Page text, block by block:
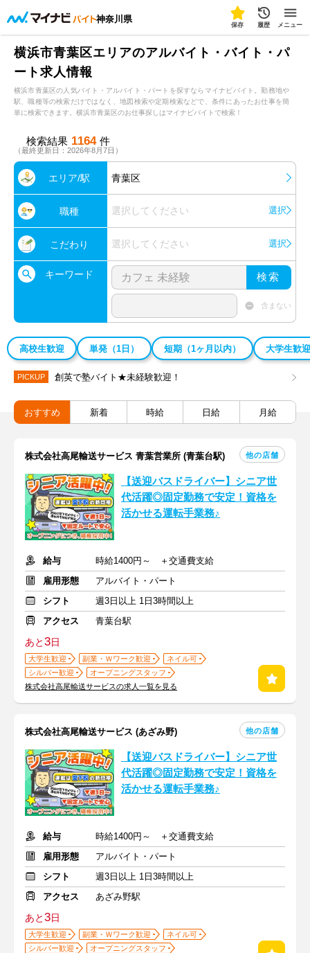
神奈川県
保存 履歴 メニュー
横浜市青葉区エリアのアルバイト・バイト・パ
ート求人情報
横浜市青葉区の人気バイト・アルバイト・パートを探すならマイナビバイト。勤務地や
駅、職種等の検索だけではなく、地図検索や定期検索などで、条件にあったお仕事を簡
単に検索できます。横浜市青葉区のお仕事探しはマイナビバイトで検索！
検索結果 1164 件
（最終更新日：2026年8月7日）
エリア/駅 青葉区
職種 選択してください 選択
こだわり 選択してください 選択
キーワード 検索
含まない
高校生歓迎 単発（1日） 短期（1ヶ月以内） 大学生歓迎
PICKUP 創英で塾バイト★未経験歓迎！
おすすめ 新着 時給 日給 月給
株式会社高尾輸送サービス 青葉営業所 (青葉台駅) 他の店舗
【送迎バスドライバー】シニア世
代活躍◎固定勤務で安定！資格を
活かせる運転手業務♪
給与
時給1400円～ ＋交通費支給
雇用形態
アルバイト・パート
シフト
週3日以上 1日3時間以上
アクセス
青葉台駅
あと3日
大学生歓迎 副業・Ｗワーク歓迎
ネイル可
シルバー歓迎
オープニングスタッフ
株式会社高尾輸送サービスの求人一覧を見る
株式会社高尾輸送サービス (あざみ野) 他の店舗
【送迎バスドライバー】シニア世
代活躍◎固定勤務で安定！資格を
活かせる運転手業務♪
給与
時給1400円～ ＋交通費支給
雇用形態
アルバイト・パート
シフト
週3日以上 1日3時間以上
アクセス
あざみ野駅
あと3日
大学生歓迎 副業・Ｗワーク歓迎
ネイル可
シルバー歓迎
オープニングスタッフ